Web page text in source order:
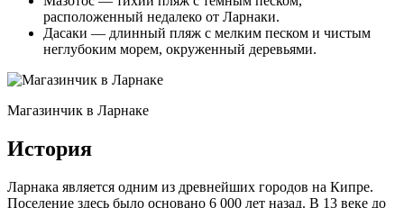
расположенный недалеко от Ларнаки.
Дасаки — длинный пляж с мелким песком и чистым
неглубоким морем, окруженный деревьями.
Магазинчик в Ларнаке
История
Ларнака является одним из древнейших городов на Кипре.
Поселение здесь было основано 6 000 лет назад. В 13 веке до